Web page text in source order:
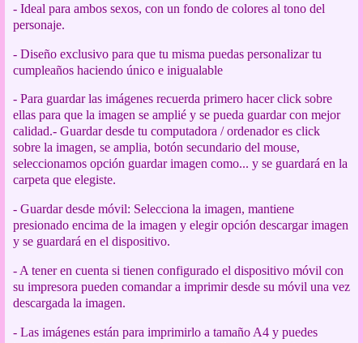
- Ideal para ambos sexos, con un fondo de colores al tono del
personaje.
- Diseño exclusivo para que tu misma puedas personalizar tu
cumpleaños haciendo único e inigualable
- Para guardar las imágenes recuerda primero hacer click sobre
ellas para que la imagen se amplié y se pueda guardar con mejor
calidad.- Guardar desde tu computadora / ordenador es click
sobre la imagen, se amplia, botón secundario del mouse,
seleccionamos opción guardar imagen como... y se guardará en la
carpeta que elegiste.
- Guardar desde móvil: Selecciona la imagen, mantiene
presionado encima de la imagen y elegir opción descargar imagen
y se guardará en el dispositivo.
- A tener en cuenta si tienen configurado el dispositivo móvil con
su impresora pueden comandar a imprimir desde su móvil una vez
descargada la imagen.
- Las imágenes están para imprimirlo a tamaño A4 y puedes